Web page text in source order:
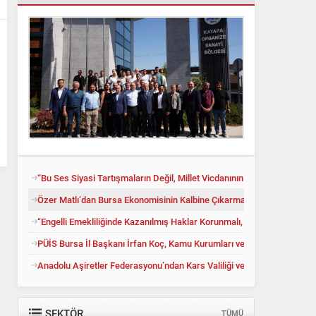
“Bu Ses Siyasi Tartışmaların Değil, Millet Vicdanının Konusudur”
Özer Matlı’dan Bursa Ekonomisinin Kalbine Çıkarma
“Engelli Emekliliğinde Kazanılmış Haklar Korunmalı, Belirsizlikler Son
PÜİS Bursa İl Başkanı İrfan Koç, Kamu Kurumları ve İş Dünyasıyla
Anadolu Aşiretler Federasyonu’ndan Kars Valiliği ve Kars
SEKTÖR TÜMÜ